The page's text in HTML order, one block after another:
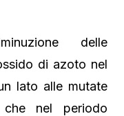
delle
di azoto nel
lato alle mutate
che nel periodo